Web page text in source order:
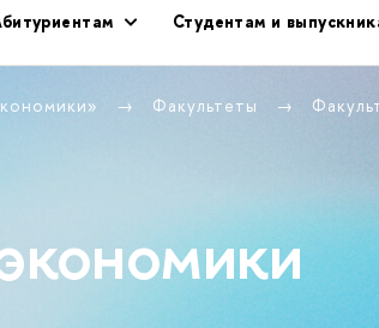
Студентам и
Факультеты